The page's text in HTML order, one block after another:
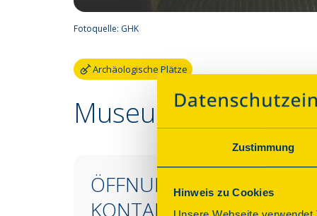
Zustimmung
Hinweis zu Cookies
Fotoquelle: GHK
Archäologische Plätze
Museum Römischer
ÖFFNUNGSZEITEN &
KONTAKT